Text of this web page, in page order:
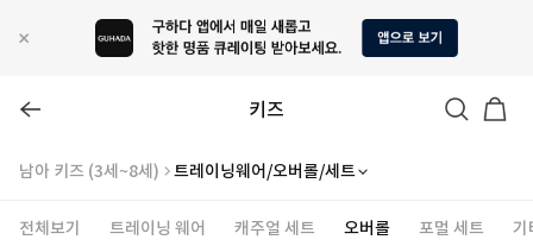
키즈
남아 키즈 (3세~8세) 트레이닝웨어/오버롤/세트
전체보기 트레이닝 웨어 캐주얼 세트 오버롤 포멀 세트 기